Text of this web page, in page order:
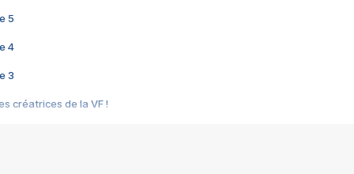
5
4
3
créatrices de la VF !